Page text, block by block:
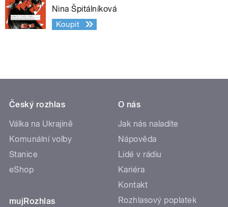
Nina Špitálníková
Koupit
Český rozhlas
Válka na Ukrajině
Komunální volby
Stanice
eShop
mujRozhlas
O nás
Jak nás naladíte
Nápověda
Lidé v rádiu
Kariéra
Kontakt
Rozhlasový poplatek